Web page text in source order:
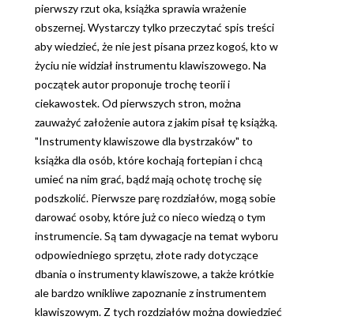
pierwszy rzut oka, książka sprawia wrażenie
obszernej. Wystarczy tylko przeczytać spis treści
aby wiedzieć, że nie jest pisana przez kogoś, kto w
życiu nie widział instrumentu klawiszowego. Na
początek autor proponuje trochę teorii i
ciekawostek. Od pierwszych stron, można
zauważyć założenie autora z jakim pisał tę książką.
"Instrumenty klawiszowe dla bystrzaków" to
książka dla osób, które kochają fortepian i chcą
umieć na nim grać, bądź mają ochotę trochę się
podszkolić. Pierwsze parę rozdziałów, mogą sobie
darować osoby, które już co nieco wiedzą o tym
instrumencie. Są tam dywagacje na temat wyboru
odpowiedniego sprzętu, złote rady dotyczące
dbania o instrumenty klawiszowe, a także krótkie
ale bardzo wnikliwe zapoznanie z instrumentem
klawiszowym. Z tych rozdziałów można dowiedzieć